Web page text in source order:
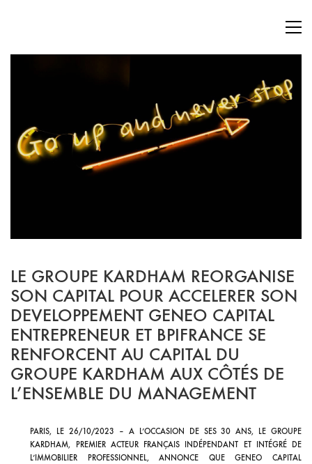
LE GROUPE KARDHAM REORGANISE
SON CAPITAL POUR ACCELERER SON
DEVELOPPEMENT GENEO CAPITAL
ENTREPRENEUR ET BPIFRANCE SE
RENFORCENT AU CAPITAL DU
GROUPE KARDHAM AUX CÔTÉS DE
L’ENSEMBLE DU MANAGEMENT
PARIS, LE 26/10/2023 – A L’OCCASION DE SES 30 ANS, LE GROUPE
KARDHAM, PREMIER ACTEUR FRANÇAIS INDÉPENDANT ET INTÉGRÉ DE
L’IMMOBILIER PROFESSIONNEL, ANNONCE QUE GENEO CAPITAL